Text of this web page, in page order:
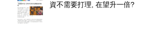
資不需要打理, 在望升一倍?